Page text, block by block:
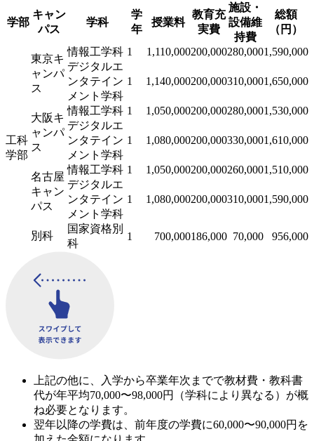
学部
キャン
パス
学科
学
年
授業料
教育充
実費
施設・
設備維
持費
総額
（円）
工科
学部
東京キ
ャンパ
ス
情報工学科 1 1,110,000200,000280,0001,590,000
デジタルエ
ンタテイン
メント学科
1 1,140,000200,000310,0001,650,000
大阪キ
ャンパ
ス
情報工学科 1 1,050,000200,000280,0001,530,000
デジタルエ
ンタテイン
メント学科
1 1,080,000200,000330,0001,610,000
名古屋
キャン
パス
情報工学科 1 1,050,000200,000260,0001,510,000
デジタルエ
ンタテイン
メント学科
1 1,080,000200,000310,0001,590,000
別科
国家資格別
科
1 700,000186,000 70,000 956,000
上記の他に、入学から卒業年次までで教材費・教科書
代が年平均70,000〜98,000円（学科により異なる）が概
ね必要となります。
翌年以降の学費は、前年度の学費に60,000〜90,000円を